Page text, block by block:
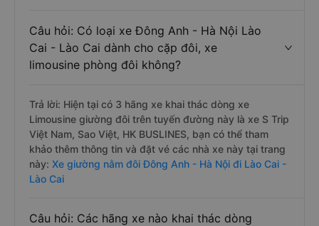
Câu hỏi: Có loại xe Đông Anh - Hà Nội Lào
Cai - Lào Cai dành cho cặp đôi, xe
limousine phòng đôi không?
Trả lời: Hiện tại có 3 hãng xe khai thác dòng xe
Limousine giường đôi trên tuyến đường này là xe S Trip
Việt Nam, Sao Việt, HK BUSLINES, bạn có thể tham
khảo thêm thông tin và đặt vé các nhà xe này tại trang
này: Xe giường nằm đôi Đông Anh - Hà Nội đi Lào Cai -
Lào Cai
Câu hỏi: Các hãng xe nào khai thác dòng